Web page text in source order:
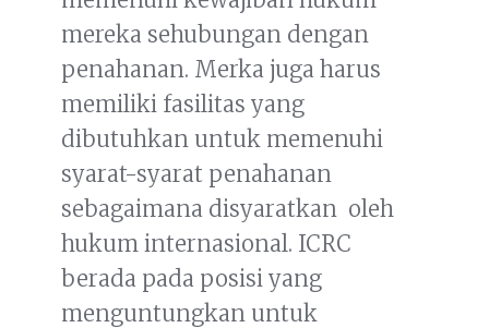
mereka sehubungan dengan
penahanan. Merka juga harus
memiliki fasilitas yang
dibutuhkan untuk memenuhi
syarat-syarat penahanan
sebagaimana disyaratkan oleh
hukum internasional. ICRC
berada pada posisi yang
menguntungkan untuk